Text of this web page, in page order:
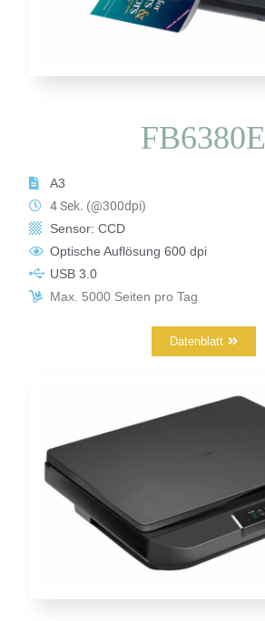
FB6380E
A3
4 Sek. (@300dpi)
Sensor: CCD
Optische Auflösung 600 dpi
USB 3.0
Max. 5000 Seiten pro Tag
Datenblatt